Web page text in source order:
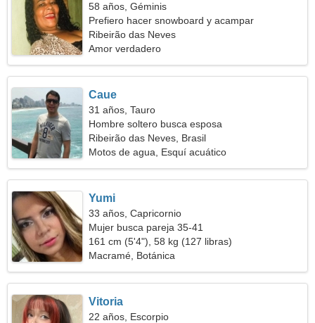
58 años, Géminis
Prefiero hacer snowboard y acampar
Ribeirão das Neves
Amor verdadero
Caue
31 años, Tauro
Hombre soltero busca esposa
Ribeirão das Neves, Brasil
Motos de agua, Esquí acuático
Yumi
33 años, Capricornio
Mujer busca pareja 35-41
161 cm (5'4"), 58 kg (127 libras)
Macramé, Botánica
Vitoria
22 años, Escorpio